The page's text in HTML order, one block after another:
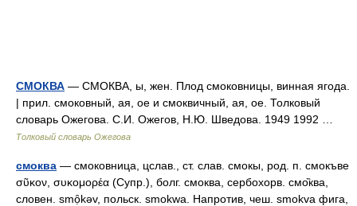
СМОКВА — СМОКВА, ы, жен. Плод смоковницы, винная ягода.
| прил. смоковный, ая, ое и смоквичный, ая, ое. Толковый
словарь Ожегова. С.И. Ожегов, Н.Ю. Шведова. 1949 1992 …
Толковый словарь Ожегова
смоква — смоковница, цслав., ст. слав. смокы, род. п. смокъве
σῦκον, συκομορέα (Супр.), болг. смоква, сербохорв. смо̏ква,
словен. smọ̑kǝv, польск. smokwa. Напротив, чеш. smokva фига,